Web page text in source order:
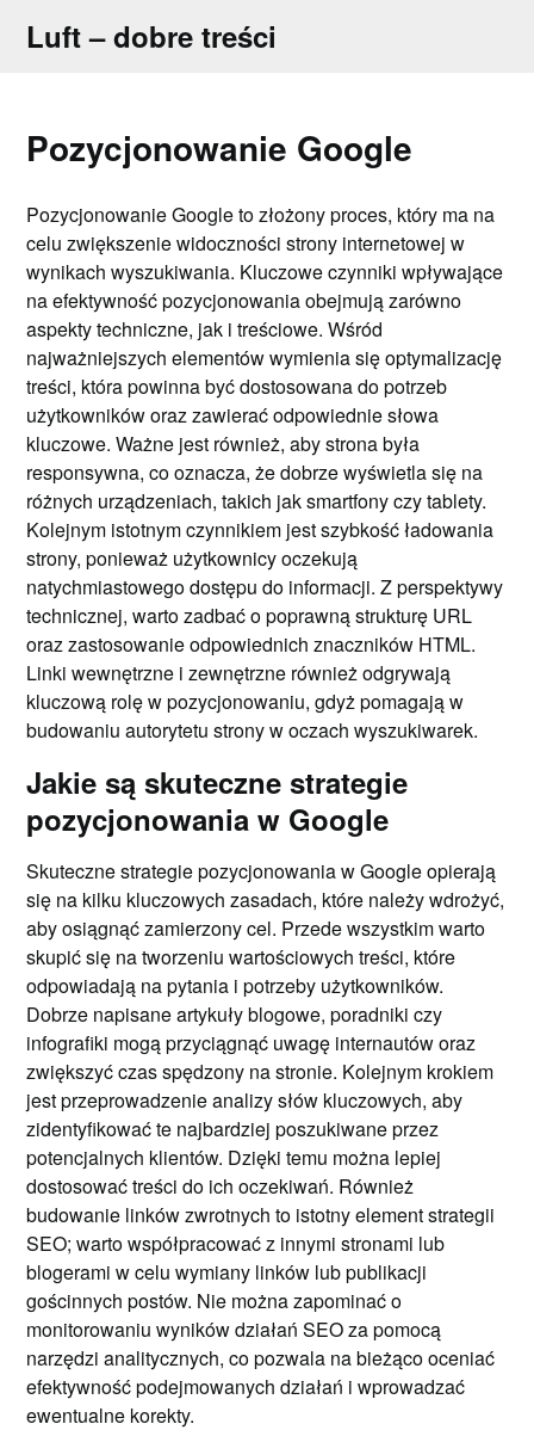
Luft – dobre treści
Pozycjonowanie Google
Pozycjonowanie Google to złożony proces, który ma na
celu zwiększenie widoczności strony internetowej w
wynikach wyszukiwania. Kluczowe czynniki wpływające
na efektywność pozycjonowania obejmują zarówno
aspekty techniczne, jak i treściowe. Wśród
najważniejszych elementów wymienia się optymalizację
treści, która powinna być dostosowana do potrzeb
użytkowników oraz zawierać odpowiednie słowa
kluczowe. Ważne jest również, aby strona była
responsywna, co oznacza, że dobrze wyświetla się na
różnych urządzeniach, takich jak smartfony czy tablety.
Kolejnym istotnym czynnikiem jest szybkość ładowania
strony, ponieważ użytkownicy oczekują
natychmiastowego dostępu do informacji. Z perspektywy
technicznej, warto zadbać o poprawną strukturę URL
oraz zastosowanie odpowiednich znaczników HTML.
Linki wewnętrzne i zewnętrzne również odgrywają
kluczową rolę w pozycjonowaniu, gdyż pomagają w
budowaniu autorytetu strony w oczach wyszukiwarek.
Jakie są skuteczne strategie
pozycjonowania w Google
Skuteczne strategie pozycjonowania w Google opierają
się na kilku kluczowych zasadach, które należy wdrożyć,
aby osiągnąć zamierzony cel. Przede wszystkim warto
skupić się na tworzeniu wartościowych treści, które
odpowiadają na pytania i potrzeby użytkowników.
Dobrze napisane artykuły blogowe, poradniki czy
infografiki mogą przyciągnąć uwagę internautów oraz
zwiększyć czas spędzony na stronie. Kolejnym krokiem
jest przeprowadzenie analizy słów kluczowych, aby
zidentyfikować te najbardziej poszukiwane przez
potencjalnych klientów. Dzięki temu można lepiej
dostosować treści do ich oczekiwań. Również
budowanie linków zwrotnych to istotny element strategii
SEO; warto współpracować z innymi stronami lub
blogerami w celu wymiany linków lub publikacji
gościnnych postów. Nie można zapominać o
monitorowaniu wyników działań SEO za pomocą
narzędzi analitycznych, co pozwala na bieżąco oceniać
efektywność podejmowanych działań i wprowadzać
ewentualne korekty.